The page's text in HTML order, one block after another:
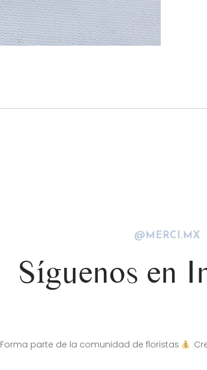
@MERCI.MX
Síguenos en
Forma parte de la comunidad de floristas